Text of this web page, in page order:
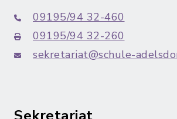
09195/94 32-460
09195/94 32-260
sekretariat@schule-